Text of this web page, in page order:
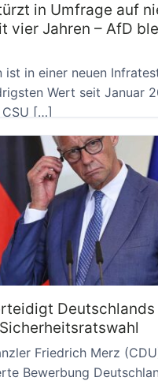
in Umfrage auf
vier Jahren – AfD
ist in einer neuen
Wert seit Januar
CSU […]
Friedrich Merz
Bewerbung